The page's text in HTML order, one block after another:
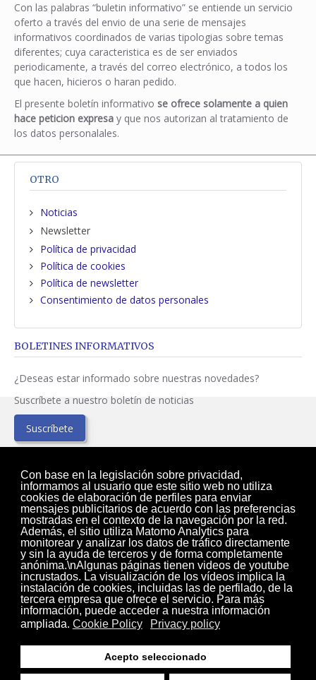
Con base en la legislación sobre privacidad,
informamos al usuario que este sitio web no utiliza
cookies de elaboración de perfiles para enviar
mensajes publicitarios de acuerdo con las preferencias
mostradas en el contexto de la navegación por la red.
Además, el sitio utiliza Matomo Analytics para
monitorear y analizar los datos de tráfico directamente
y sin la ayuda de terceros y de forma completamente
anónima.\nAlgunas páginas tienen videos de youtube
incrustados. La visualización de los vídeos implica la
instalación de cookies, incluidas las de perfilado, de la
tercera empresa que ofrece el servicio. Para más
información, puede acceder a nuestra información
ampliada. Cookie Policy Privacy policy
Acepto seleccionado
Con las palabras “buletin informativo” se entiende un servicio
oferto a través del envio de una serie de mensajes
informativos coordinados de varias tipologias sobre temas
diferentes; cuya caracteristica es de ser enviados
periodicamente, a través del correo electrónico, a todos los
que hacen, hicieros o haran pedido.
El presente boletín informativo se ofrece solamente a quien
hace peticion expresa y que nos autorizan al tratamiento de
los datos personalales.
OTRO
Noticias
Newsletter
Política de privacidad
Política de cookies
Política de newsletter
Consentimiento de datos personales
BOLETINES INFORMATIVOS
¿Deseas estar informado sobre nuestras novedades?
Suscríbete a nuestro boletín de noticias
Suscríbete
H2 G s.r.l.
di Galiotto Marcello
Venta máquinas tejedoras de ocasión. Nuestras máquinas de
tejer:Shima Seiki-Stoll
41016 Rovereto s/S (MO) - Italy
Via Giovanni Pascoli, 8
Tel.: +39 059 671823 - skype: ilva58
Fax: +39 059 6755483
P. IVA IT03584440360 - REA: MO - 400607